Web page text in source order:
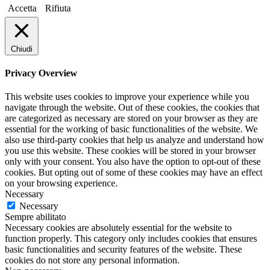
Accetta
Rifiuta
Chiudi
Privacy Overview
This website uses cookies to improve your experience while you
navigate through the website. Out of these cookies, the cookies that
are categorized as necessary are stored on your browser as they are
essential for the working of basic functionalities of the website. We
also use third-party cookies that help us analyze and understand how
you use this website. These cookies will be stored in your browser
only with your consent. You also have the option to opt-out of these
cookies. But opting out of some of these cookies may have an effect
on your browsing experience.
Necessary
Necessary
Sempre abilitato
Necessary cookies are absolutely essential for the website to
function properly. This category only includes cookies that ensures
basic functionalities and security features of the website. These
cookies do not store any personal information.